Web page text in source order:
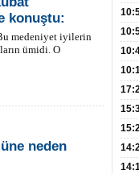
konuştu:
medeniyet iyilerin
ümidi. O
neden
300